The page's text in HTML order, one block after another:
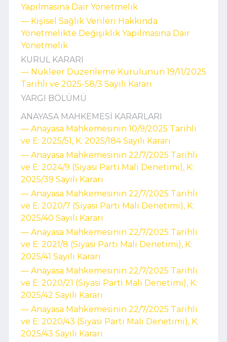
Yapılmasına Dair Yönetmelik
–– Kişisel Sağlık Verileri Hakkında
Yönetmelikte Değişiklik Yapılmasına Dair
Yönetmelik
KURUL KARARI
–– Nükleer Düzenleme Kurulunun 19/11/2025
Tarihli ve 2025-58/3 Sayılı Kararı
YARGI BÖLÜMÜ
ANAYASA MAHKEMESİ KARARLARI
–– Anayasa Mahkemesinin 10/9/2025 Tarihli
ve E: 2025/51, K: 2025/184 Sayılı Kararı
–– Anayasa Mahkemesinin 22/7/2025 Tarihli
ve E: 2024/9 (Siyasi Parti Mali Denetimi), K:
2025/39 Sayılı Kararı
–– Anayasa Mahkemesinin 22/7/2025 Tarihli
ve E: 2020/7 (Siyasi Parti Mali Denetimi), K:
2025/40 Sayılı Kararı
–– Anayasa Mahkemesinin 22/7/2025 Tarihli
ve E: 2021/8 (Siyasi Parti Mali Denetimi), K:
2025/41 Sayılı Kararı
–– Anayasa Mahkemesinin 22/7/2025 Tarihli
ve E: 2020/21 (Siyasi Parti Mali Denetimi), K:
2025/42 Sayılı Kararı
–– Anayasa Mahkemesinin 22/7/2025 Tarihli
ve E: 2020/43 (Siyasi Parti Mali Denetimi), K:
2025/43 Sayılı Kararı